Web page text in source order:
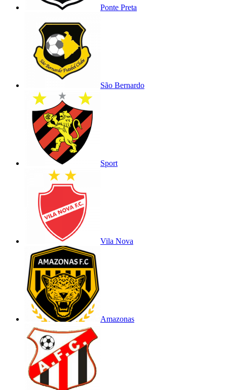
Ponte Preta
São Bernardo
Sport
Vila Nova
Amazonas